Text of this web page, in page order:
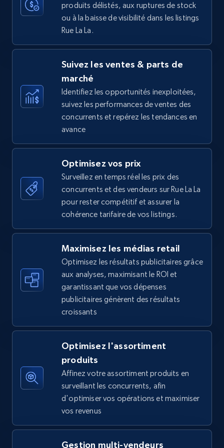
35.3K+ 5.7K+ Commencer
URL, Product name, Product rating, Product
rating object, Product rating max, Rating,
Author name, Asin, and more.
870+ Commencer
Walmart - products
URL, Final price, Sku, Currency, Gtin,
Specifications, Image urls, Top reviews, and
5.6K+ 875+ Commencer
Walmart - products - Find new products by
using specific category URL
URL, Final price, Sku, Currency, Gtin,
more.
875+
Specifications, Image urls, Top reviews, and
produits délistés, aux ruptures de stock
ou à la baisse de visibilité dans les listings
Rue La La.
Suivez les ventes & parts de
marché
Identifiez les opportunités inexploitées,
suivez les performances de ventes des
concurrents et repérez les tendances en
avance
Optimisez vos prix
Surveillez en temps réel les prix des
concurrents et des vendeurs sur Rue La La
pour rester compétitif et assurer la
cohérence tarifaire de vos listings.
Maximisez les médias retail
Optimisez les résultats publicitaires grâce
aux analyses, maximisant le ROI et
garantissant que vos dépenses
publicitaires génèrent des résultats
croissants
Optimisez l'assortiment
produits
Affinez votre assortiment produits en
surveillant les concurrents, afin
d'optimiser vos opérations et maximiser
vos revenus
Gestion multi-vendeurs